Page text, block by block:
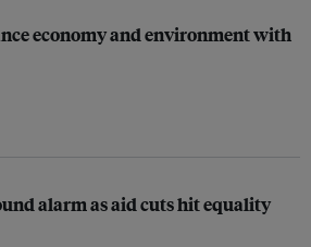
economy and environment with
alarm as aid cuts hit equality